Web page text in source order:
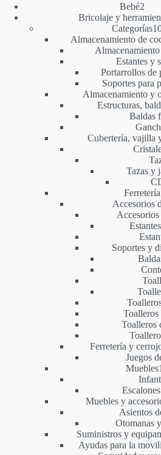
Bebé22
Bricolaje y
Categorías
Almacenamiento de
Estantes y
Portarrollos de
Soportes para
Almacenamiento y
Estructuras,
Baldas
Cubertería, vajilla
Tazas y
Ferretería
Accesorios
Accesorios
Soportes y
Toalleros
Toalleros
Ferretería y
Juegos
Muebles
Muebles y
Asientos
Otomanas
Suministros y
Ayudas para la